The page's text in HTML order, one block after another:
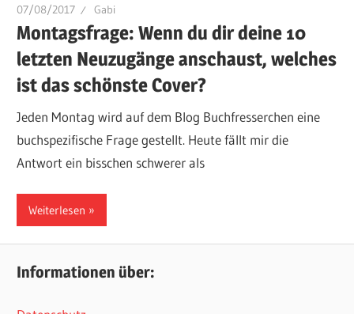
07/08/2017 Gabi
Montagsfrage: Wenn du dir deine 10
letzten Neuzugänge anschaust, welches
ist das schönste Cover?
Jeden Montag wird auf dem Blog Buchfresserchen eine
buchspezifische Frage gestellt. Heute fällt mir die
Antwort ein bisschen schwerer als
Weiterlesen
Informationen über: